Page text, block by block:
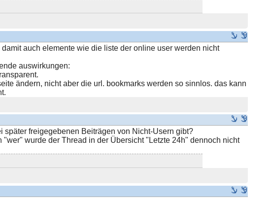
auch elemente wie die liste der online user werden nicht
auswirkungen:
ändern, nicht aber die url. bookmarks werden so sinnlos. das kann
freigegebenen Beiträgen von Nicht-Usern gibt?
wurde der Thread in der Übersicht "Letzte 24h" dennoch nicht